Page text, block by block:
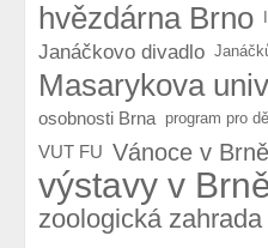
hvězdárna Brno
Janáčkovo divadlo
Masarykova
osobnosti Brna program pro
VUT FU Vánoce v Brně
výstavy v
zoologická